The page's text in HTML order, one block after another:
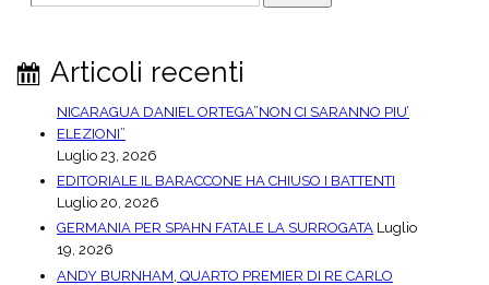
e
c
Articoli recenti
NICARAGUA DANIEL ORTEGA”NON CI SARANNO PIU’
ELEZIONI”
Luglio 23, 2026
EDITORIALE IL BARACCONE HA CHIUSO I BATTENTI
Luglio 20, 2026
GERMANIA PER SPAHN FATALE LA SURROGATA Luglio
19, 2026
ANDY BURNHAM, QUARTO PREMIER DI RE CARLO